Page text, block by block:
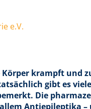
e.V.
krampft und
gibt es
Die
Antiepileptika –